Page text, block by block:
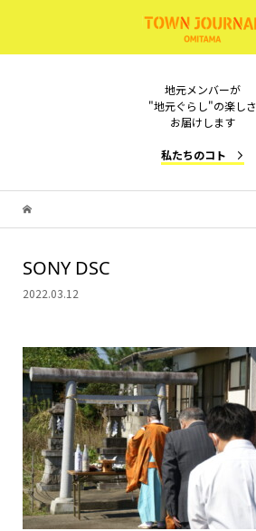
地元メンバーが
"地元ぐらし"の楽しさ
お届けします
私たちのコト
SONY DSC
2022.03.12